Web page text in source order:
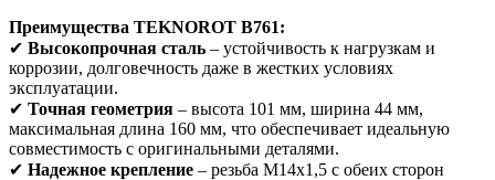
Преимущества TEKNOROT B761:
✔ Высокопрочная сталь – устойчивость к нагрузкам и
коррозии, долговечность даже в жестких условиях
эксплуатации.
✔ Точная геометрия – высота 101 мм, ширина 44 мм,
максимальная длина 160 мм, что обеспечивает идеальную
совместимость с оригинальными деталями.
✔ Надежное крепление – резьба M14x1,5 с обеих сторон